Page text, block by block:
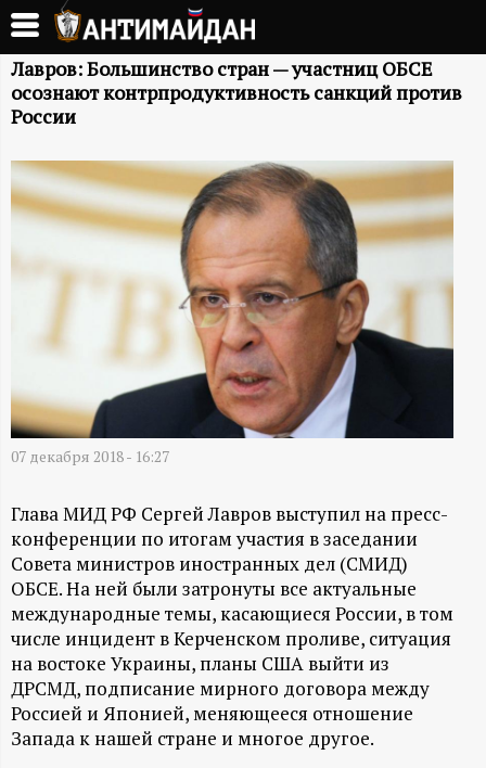
Перейти
основному
содержанию
А
Н
Т
И
М
Й
Д
Н
-
и
н
ф
Лавров: Большинство стран — участниц ОБСЕ
осознают контрпродуктивность санкций против
России
07 декабря 2018 - 16:27
Глава МИД РФ Сергей Лавров выступил на пресс-
конференции по итогам участия в заседании
Совета министров иностранных дел (СМИД)
ОБСЕ. На ней были затронуты все актуальные
международные темы, касающиеся России, в том
числе инцидент в Керченском проливе, ситуация
на востоке Украины, планы США выйти из
ДРСМД, подписание мирного договора между
Россией и Японией, меняющееся отношение
Запада к нашей стране и многое другое.